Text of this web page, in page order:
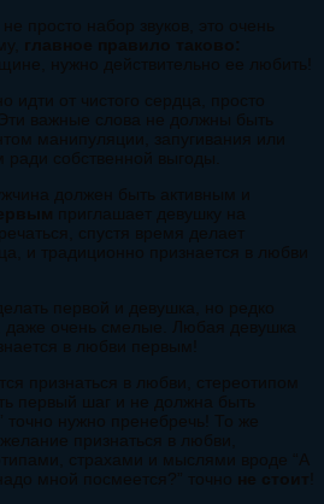
просто набор звуков, это очень
главное правило таково:
нужно действительно ее любить!
идти от чистого сердца, просто
важные слова не должны быть
манипуляции, запугивания или
собственной выгоды.
должен быть активным и
приглашает девушку на
спустя время делает
и традиционно признается в любви
первой и девушка, но редко
даже очень смелые. Любая девушка
в любви первым!
признаться в любви, стереотипом
первый шаг и не должна быть
точно нужно пренебречь! То же
признаться в любви,
страхами и мыслями вроде “А
мной посмеется?” точно
не стоит